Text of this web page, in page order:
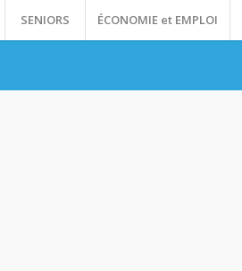
SENIORS ÉCONOMIE et EMPLOI